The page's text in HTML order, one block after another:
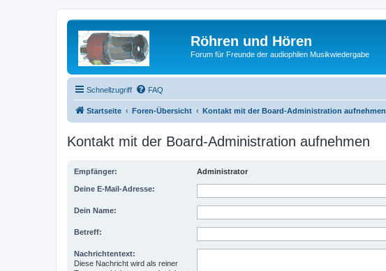
Röhren und Hören
Forum für Freunde der audiophilen Musikwiedergabe
Schnellzugriff FAQ
Startseite Foren-Übersicht Kontakt mit der Board-Administration aufnehmen
Kontakt mit der Board-Administration aufnehmen
Empfänger: Administrator
Deine E-Mail-Adresse:
Dein Name:
Betreff:
Nachrichtentext:
Diese Nachricht wird als reiner